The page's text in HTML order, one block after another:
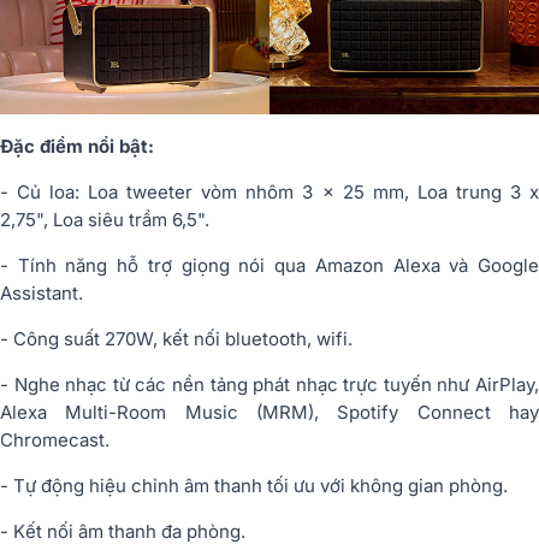
Đặc điểm nổi bật:
- Củ loa: Loa tweeter vòm nhôm 3 x 25 mm, Loa trung 3 x
2,75", Loa siêu trầm 6,5".
- Tính năng hỗ trợ giọng nói qua Amazon Alexa và Google
Assistant.
- Công suất 270W, kết nối bluetooth, wifi.
- Nghe nhạc từ các nền tảng phát nhạc trực tuyến như AirPlay,
Alexa Multi-Room Music (MRM), Spotify Connect hay
Chromecast.
- Tự động hiệu chỉnh âm thanh tối ưu với không gian phòng.
- Kết nối âm thanh đa phòng.